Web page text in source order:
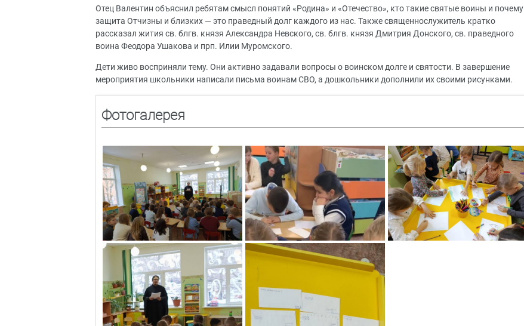
Отец Валентин объяснил ребятам смысл понятий «Родина» и «Отечество», кто такие святые воины и почему
защита Отчизны и близких — это праведный долг каждого из нас. Также священнослужитель кратко
рассказал жития св. блгв. князя Александра Невского, св. блгв. князя Дмитрия Донского, св. праведного
воина Феодора Ушакова и прп. Илии Муромского.
Дети живо восприняли тему. Они активно задавали вопросы о воинском долге и святости. В завершение
мероприятия школьники написали письма воинам СВО, а дошкольники дополнили их своими рисунками.
Фотогалерея